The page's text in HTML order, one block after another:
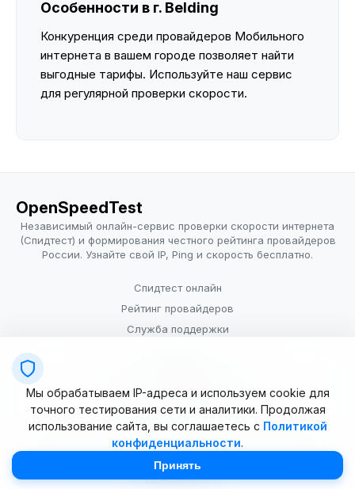
Особенности в г. Belding
Конкуренция среди провайдеров Мобильного
интернета в вашем городе позволяет найти
выгодные тарифы. Используйте наш сервис
для регулярной проверки скорости.
OpenSpeedTest
Независимый онлайн-сервис проверки скорости интернета
(Спидтест) и формирования честного рейтинга провайдеров
России. Узнайте свой IP, Ping и скорость бесплатно.
Спидтест онлайн
Рейтинг провайдеров
Служба поддержки
Условия использования
© 2025–2026 OpenSpeedTest (ИП Долматова В.В.). Все права
Мы обрабатываем IP-адреса и используем cookie для
точного тестирования сети и аналитики. Продолжая
использование сайта, вы соглашаетесь с Политикой
конфиденциальности.
Принять